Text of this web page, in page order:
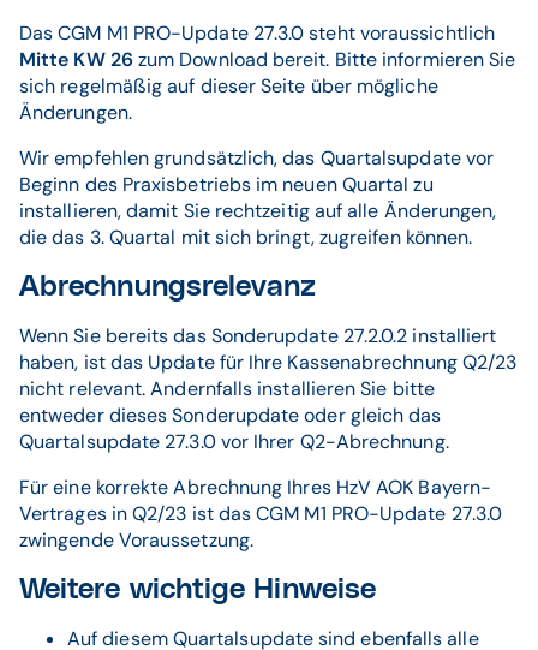
Das CGM M1 PRO-Update 27.3.0 steht voraussichtlich
Mitte KW 26zum Download bereit. Bitte informieren Sie
sich regelmäßig auf dieser Seite über mögliche
Änderungen.
Wir empfehlen grundsätzlich, das Quartalsupdate vor
Beginn des Praxisbetriebs im neuen Quartal zu
installieren, damit Sie rechtzeitig auf alle Änderungen,
die das 3. Quartal mit sich bringt, zugreifen können.
Abrechnungsrelevanz
Wenn Sie bereits das Sonderupdate 27.2.0.2 installiert
haben, ist das Update für Ihre Kassenabrechnung Q2/23
nicht relevant. Andernfalls installieren Sie bitte
entweder dieses Sonderupdate oder gleich das
Quartalsupdate 27.3.0 vor Ihrer Q2-Abrechnung.
Für eine korrekte Abrechnung Ihres HzV AOK Bayern-
Vertrages in Q2/23 ist das CGM M1 PRO-Update 27.3.0
zwingende Voraussetzung.
Weitere wichtige Hinweise
Auf diesem Quartalsupdate sind ebenfalls alle